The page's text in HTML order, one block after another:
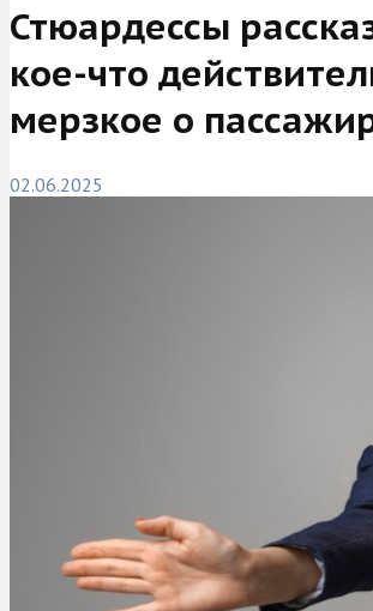
Стюардессы
кое-что
мерзкое о
02.06.2025